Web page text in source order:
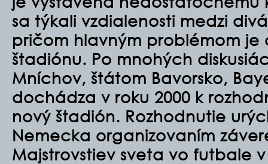
sa týkali vzdialenosti medzi
pričom hlavným problémom
štadiónu. Po mnohých
Mníchov, štátom Bavorsko,
dochádza v roku 2000 k
nový štadión. Rozhodnutie
Nemecka organizovaním
Majstrovstiev sveta vo futbale v